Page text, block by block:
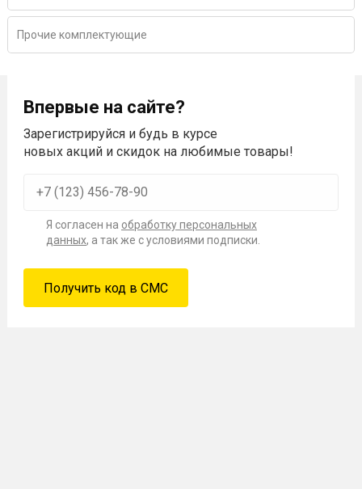
Прочие комплектующие
Впервые на сайте?
Зарегистрируйся и будь в курсе
новых акций и скидок на любимые товары!
Я согласен на обработку персональных
данных, а так же с условиями подписки.